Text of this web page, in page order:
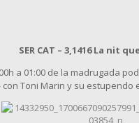
SER CAT – 3,1416 La nit
a 01:00 de la madrugada
con Toni Marin y su estupendo